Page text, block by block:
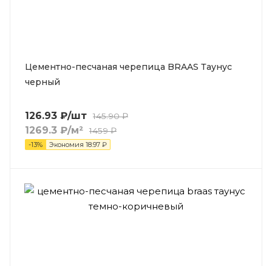
Цементно-песчаная черепица BRAAS Таунус
черный
126.93 ₽/шт 145.90₽
1269.3 ₽/м² 1459 ₽
-13% Экономия 18.97 ₽